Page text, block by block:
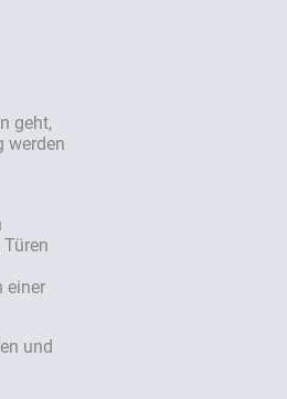
geht,
werden
einer
und